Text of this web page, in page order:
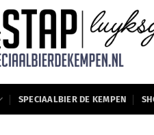
SPECIAALBIER DE KEMPEN